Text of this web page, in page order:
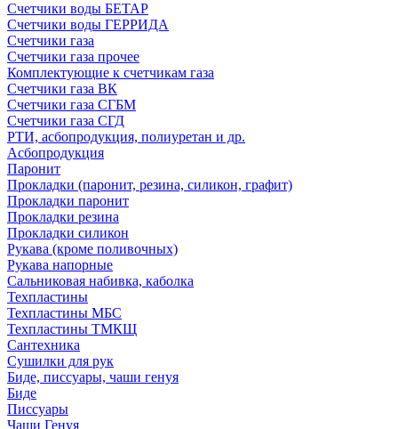
Счетчики воды БЕТАР
Счетчики воды ГЕРРИДА
Счетчики газа
Счетчики газа прочее
Комплектующие к счетчикам газа
Счетчики газа ВК
Счетчики газа СГБМ
Счетчики газа СГД
РТИ, асбопродукция, полиуретан и др.
Асбопродукция
Паронит
Прокладки (паронит, резина, силикон, графит)
Прокладки паронит
Прокладки резина
Прокладки силикон
Рукава (кроме поливочных)
Рукава напорные
Сальниковая набивка, каболка
Техпластины
Техпластины МБС
Техпластины ТМКЩ
Сантехника
Сушилки для рук
Биде, писсуары, чаши генуя
Биде
Писсуары
Чаши Генуя